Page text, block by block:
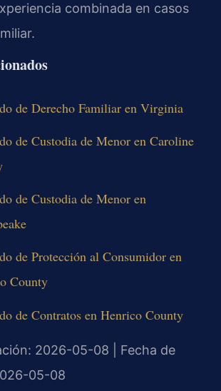
combinada en casos
de Derecho Familiar en Virginia
de Custodia de Menor en Caroline
de Custodia de Menor en
de Protección al Consumidor en
County
de Contratos en Henrico County
2026-05-08 | Fecha de
05-08